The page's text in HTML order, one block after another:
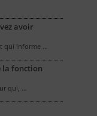
avoir
qui informe …
la fonction
qui, …